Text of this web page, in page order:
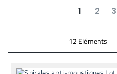
1 2 3
Mode vignette
Mode bande
Par
page